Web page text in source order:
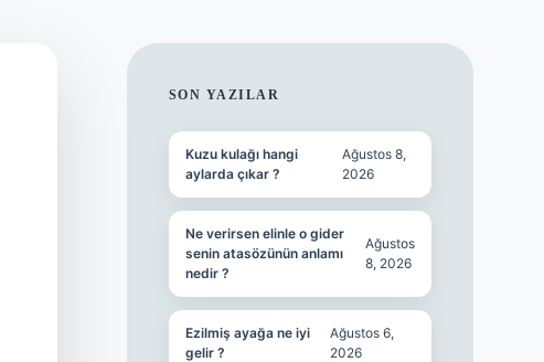
SIDEBAR
SON YAZILAR
Kuzu kulağı hangi
aylarda çıkar ?
Ağustos 8,
2026
Ne verirsen elinle o gider
senin atasözünün anlamı
nedir ?
Ağustos
8, 2026
Ezilmiş ayağa ne iyi
gelir ?
Ağustos 6,
2026
vdcasino yeni giriş https://